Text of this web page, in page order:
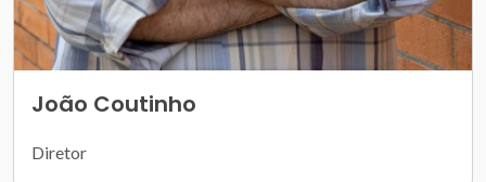
João Coutinho
Diretor